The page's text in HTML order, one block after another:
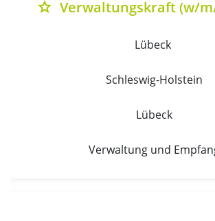
grade Verwaltungskraft (w/
Lübeck
Schleswig-Holstein
Lübeck
Verwaltung und